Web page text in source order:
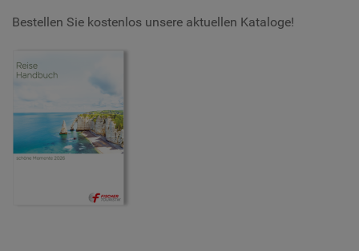
Bestellen Sie kostenlos unsere aktuellen Kataloge!